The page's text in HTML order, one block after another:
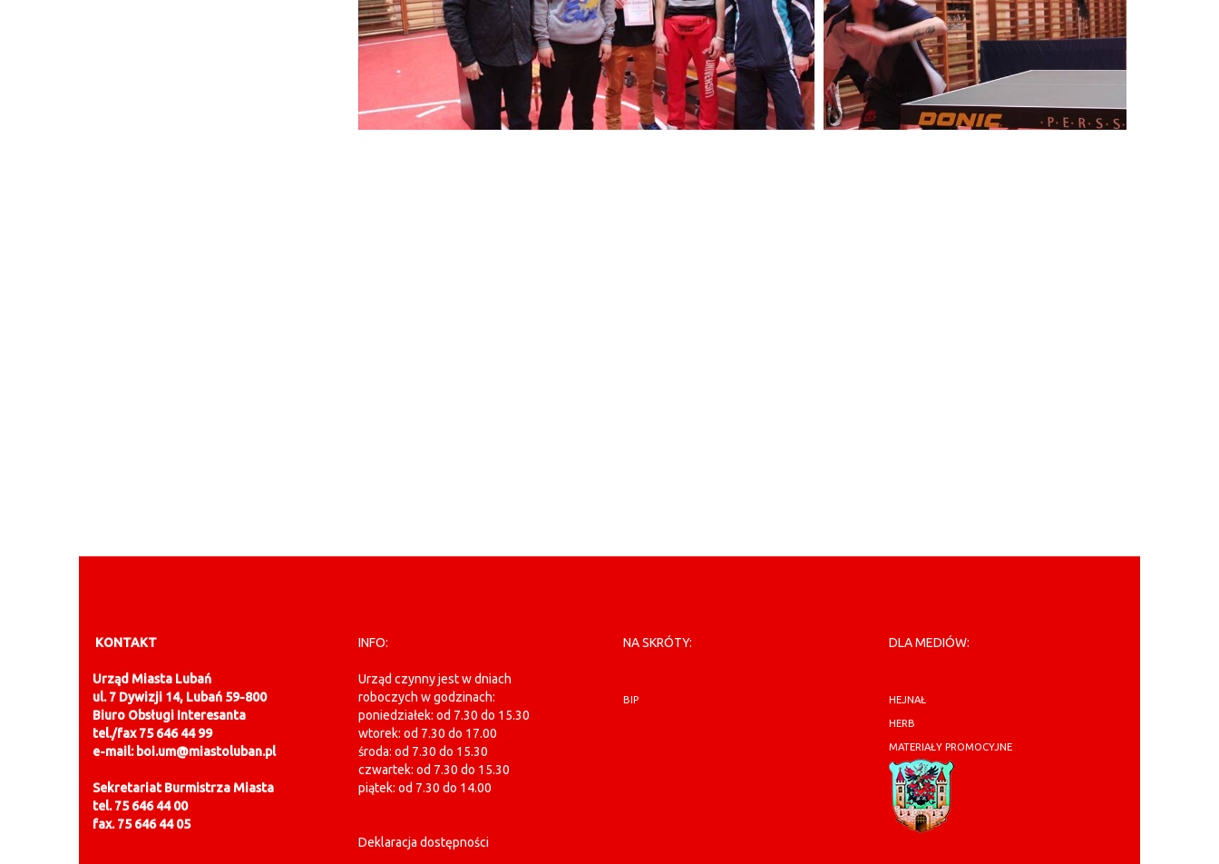
KONTAKT
Urząd Miasta Lubań
ul. 7 Dywizji 14, Lubań 59-800
Biuro Obsługi Interesanta
tel./fax 75 646 44 99
e-mail: boi.um@miastoluban.pl
Sekretariat Burmistrza Miasta
tel. 75 646 44 00
fax. 75 646 44 05
INFO:
Urząd czynny jest w dniach
roboczych w godzinach:
poniedziałek: od 7.30 do 15.30
wtorek: od 7.30 do 17.00
środa: od 7.30 do 15.30
czwartek: od 7.30 do 15.30
piątek: od 7.30 do 14.00
Deklaracja dostępności
NA SKRÓTY:
BIP
DLA MEDIÓW:
HEJNAŁ
HERB
MATERIAŁY PROMOCYJNE